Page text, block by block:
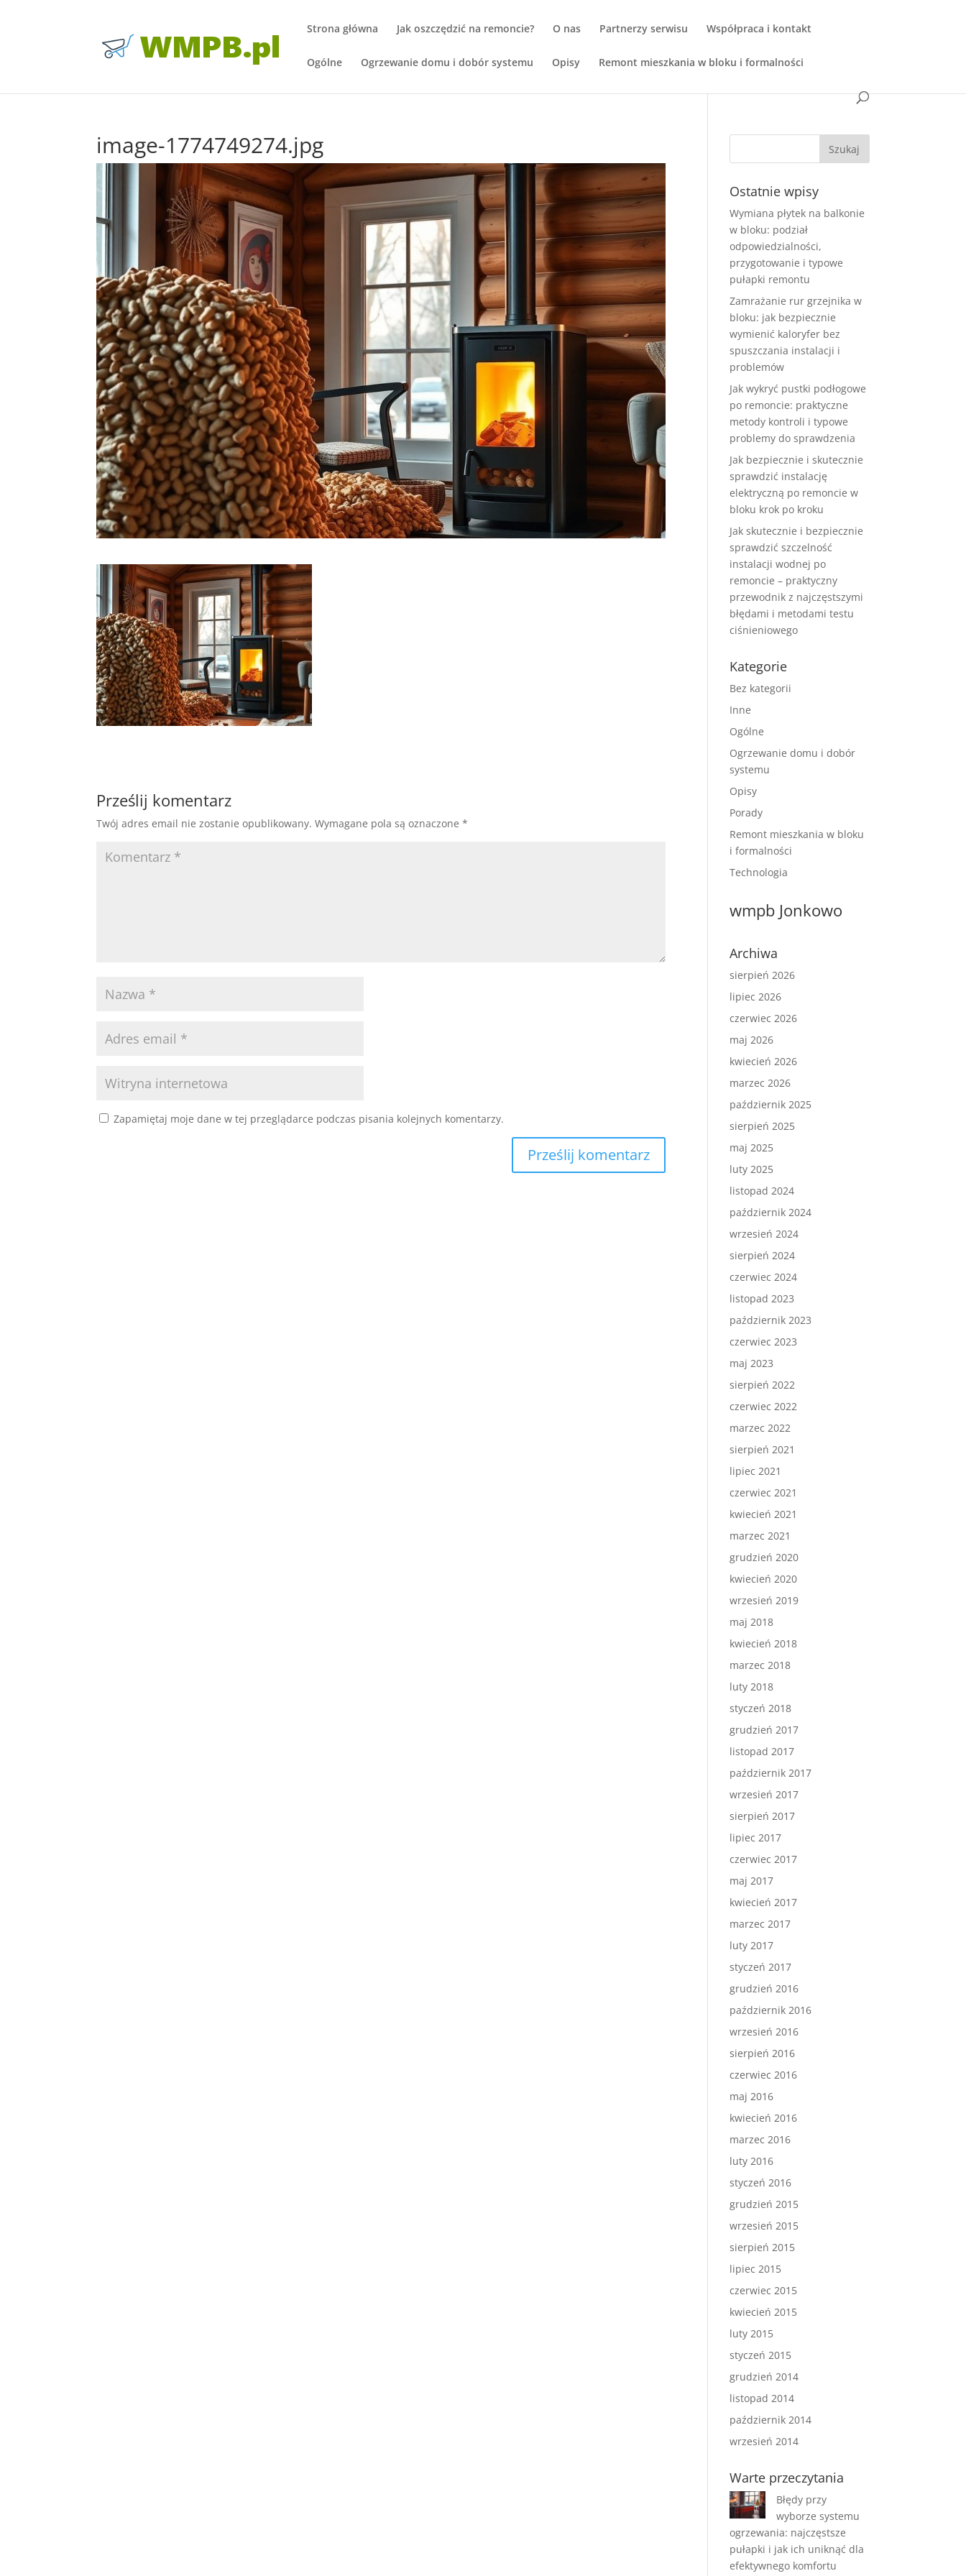
Strona główna Jak oszczędzić na remoncie? O nas Partnerzy serwisu Współpraca i kontakt
Ogólne Ogrzewanie domu i dobór systemu Opisy Remont mieszkania w bloku i formalności
image-1774749274.jpg
Prześlij komentarz
Twój adres email nie zostanie opublikowany. Wymagane pola są oznaczone*
Zapamiętaj moje dane w tej przeglądarce podczas pisania kolejnych komentarzy.
Ostatnie wpisy
Wymiana płytek na balkonie
w bloku: podział
odpowiedzialności,
przygotowanie i typowe
pułapki remontu
Zamrażanie rur grzejnika w
bloku: jak bezpiecznie
wymienić kaloryfer bez
spuszczania instalacji i
problemów
Jak wykryć pustki podłogowe
po remoncie: praktyczne
metody kontroli i typowe
problemy do sprawdzenia
Jak bezpiecznie i skutecznie
sprawdzić instalację
elektryczną po remoncie w
bloku krok po kroku
Jak skutecznie i bezpiecznie
sprawdzić szczelność
instalacji wodnej po
remoncie – praktyczny
przewodnik z najczęstszymi
błędami i metodami testu
ciśnieniowego
Kategorie
Bez kategorii
Inne
Ogólne
Ogrzewanie domu i dobór
systemu
Opisy
Porady
Remont mieszkania w bloku
i formalności
Technologia
wmpb Jonkowo
Archiwa
sierpień 2026
lipiec 2026
czerwiec 2026
maj 2026
kwiecień 2026
marzec 2026
październik 2025
sierpień 2025
maj 2025
luty 2025
listopad 2024
październik 2024
wrzesień 2024
sierpień 2024
czerwiec 2024
listopad 2023
październik 2023
czerwiec 2023
maj 2023
sierpień 2022
czerwiec 2022
marzec 2022
sierpień 2021
lipiec 2021
czerwiec 2021
kwiecień 2021
marzec 2021
grudzień 2020
kwiecień 2020
wrzesień 2019
maj 2018
kwiecień 2018
marzec 2018
luty 2018
styczeń 2018
grudzień 2017
listopad 2017
październik 2017
wrzesień 2017
sierpień 2017
lipiec 2017
czerwiec 2017
maj 2017
kwiecień 2017
marzec 2017
luty 2017
styczeń 2017
grudzień 2016
październik 2016
wrzesień 2016
sierpień 2016
czerwiec 2016
maj 2016
kwiecień 2016
marzec 2016
luty 2016
styczeń 2016
grudzień 2015
wrzesień 2015
sierpień 2015
lipiec 2015
czerwiec 2015
kwiecień 2015
luty 2015
styczeń 2015
grudzień 2014
listopad 2014
październik 2014
wrzesień 2014
Warte przeczytania
Błędy przy
wyborze systemu
ogrzewania: najczęstsze
pułapki i jak ich uniknąć dla
efektywnego komfortu